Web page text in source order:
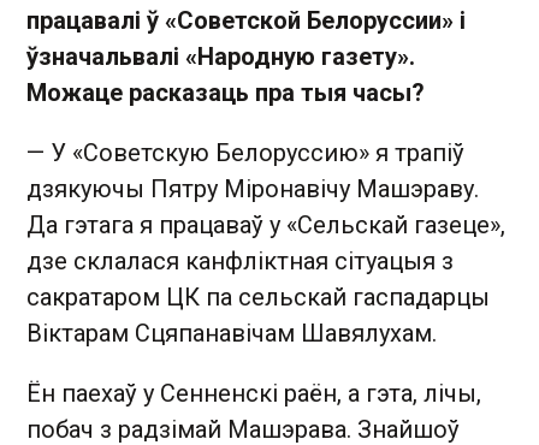
працавалі ў «Советской Белоруссии» і
ўзначальвалі «Народную газету».
Можаце расказаць пра тыя часы?
— У «Советскую Белоруссию» я трапіў
дзякуючы Пятру Міронавічу Машэраву.
Да гэтага я працаваў у «Сельскай газеце»,
дзе склалася канфліктная сітуацыя з
сакратаром ЦК па сельскай гаспадарцы
Віктарам Сцяпанавічам Шавялухам.
Ён паехаў у Сенненскі раён, а гэта, лічы,
побач з радзімай Машэрава. Знайшоў